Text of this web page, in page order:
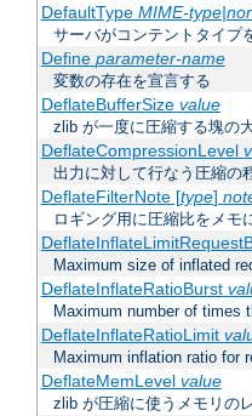
DefaultType MIME-
サーバがコンテントタイプ
Define parameter-name
変数の存在を宣言する
DeflateBufferSize value
zlib が一度に圧縮する塊の
DeflateCompressionLevel
出力に対して行なう圧縮の
DeflateFilterNote [type]
ロギング用に圧縮比をメモ
Maximum size of inflated
DeflateInflateRatioBurst
Maximum number of times
DeflateInflateRatioLimit
Maximum inflation ratio for
DeflateMemLevel value
zlib が圧縮に使うメモリの